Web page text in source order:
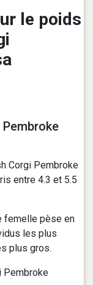
le poids
Corgi Pembroke
entre 4.3 et 5.5
femelle pèse en
les plus
plus gros.
Pembroke